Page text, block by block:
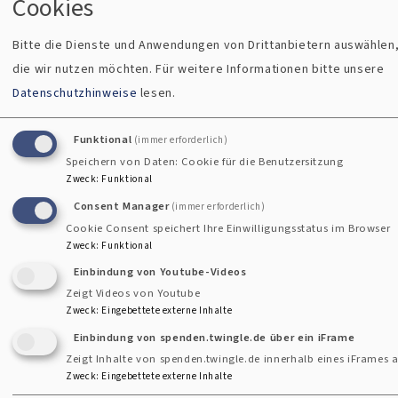
Herzliche Einladung zur nächsten Kinderkirche am
Samstag, den 28. März!
Wir werden einen Stationsweg gehen - vom Palmsonntag
bis Ostern.
Bitte meldet Euch auf den angebotenen Kanälen an!
"Kommet zuhauf!"
Cookies
Bitte die Dienste und Anwendungen von Drittanbietern
die wir nutzen möchten.Für weitere Informationen bitte unsere
Datenschutzhinweise lesen.
Funktional (immer erforderlich)
Speichern von Daten: Cookie für die Benutzersitzung
Zweck: Funktional
Consent Manager (immer erforderlich)
Cookie Consent speichert Ihre Einwilligungsstatus im Browser
Zweck: Funktional
Einbindung von Youtube-Videos
Zeigt Videos von Youtube
Zweck: Eingebettete externe Inhalte
Einbindung von spenden.twingle.de über ein iFrame
Zeigt Inhalte von spenden.twingle.de innerhalb eines iFrames
Zweck: Eingebettete externe Inhalte